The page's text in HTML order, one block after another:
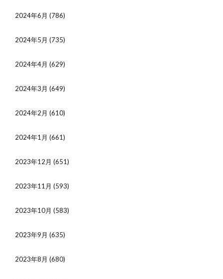
2024年6月 (786)
2024年5月 (735)
2024年4月 (629)
2024年3月 (649)
2024年2月 (610)
2024年1月 (661)
2023年12月 (651)
2023年11月 (593)
2023年10月 (583)
2023年9月 (635)
2023年8月 (680)